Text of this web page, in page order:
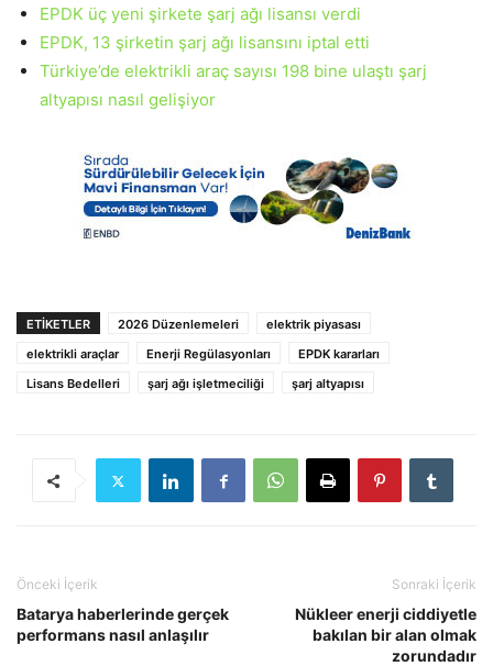
EPDK üç yeni şirkete şarj ağı lisansı verdi
EPDK, 13 şirketin şarj ağı lisansını iptal etti
Türkiye’de elektrikli araç sayısı 198 bine ulaştı şarj
altyapısı nasıl gelişiyor
ETIKETLER 2026 Düzenlemeleri
elektrik piyasası
elektrikli araçlar
Enerji Regülasyonları
EPDK kararları
Lisans Bedelleri
şarj ağı işletmeciliği şarj altyapısı
Önceki İçerik
Batarya haberlerinde gerçek
performans nasıl anlaşılır
Sonraki İçerik
Nükleer enerji ciddiyetle
bakılan bir alan olmak
zorundadır